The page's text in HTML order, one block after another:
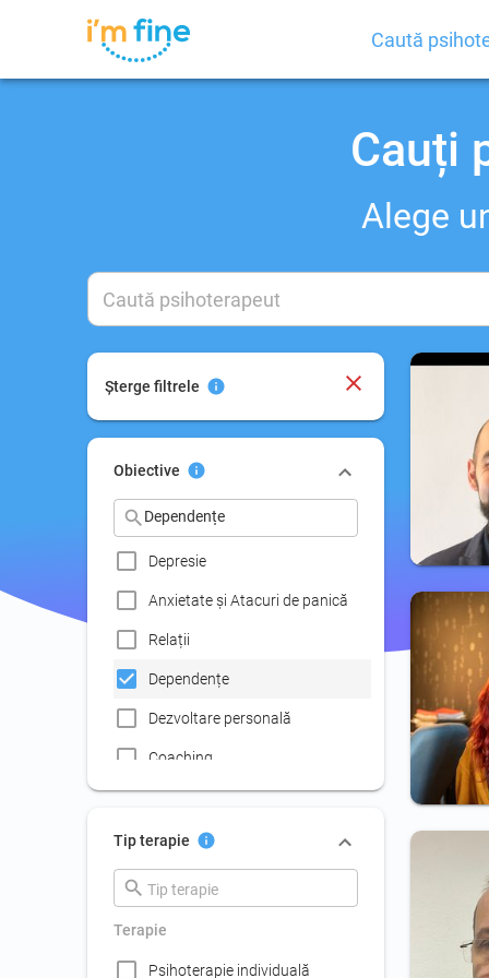
Caută
Cauți
Alege
Șterge filtrele
Obiective
Depresie
Anxietate şi Atacuri de panică
Relații
Dependențe
Dezvoltare personală
Coaching
Consiliere pentru carieră
Dezvoltarea abilităţilor de
Disfuncţiile sexuale
Experienţe traumatice
Tip terapie
Terapie
Psihoterapie individuală